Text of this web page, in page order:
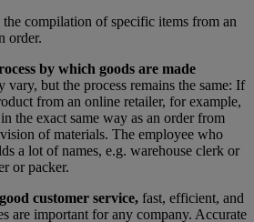
compilation of specific items from an
order.
by which goods are made
vary, but the process remains the same: If
from an online retailer, for example,
the exact same way as an order from
of materials. The employee who
a lot of names, e.g. warehouse clerk or
or packer.
customer service, fast, efficient, and
are important for any company. Accurate